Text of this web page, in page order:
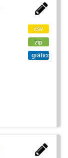
csv
zip
gráfico